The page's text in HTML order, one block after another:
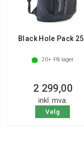
Black Hole Pack
20+ På lager
2 299,00
inkl. mva.
Velg